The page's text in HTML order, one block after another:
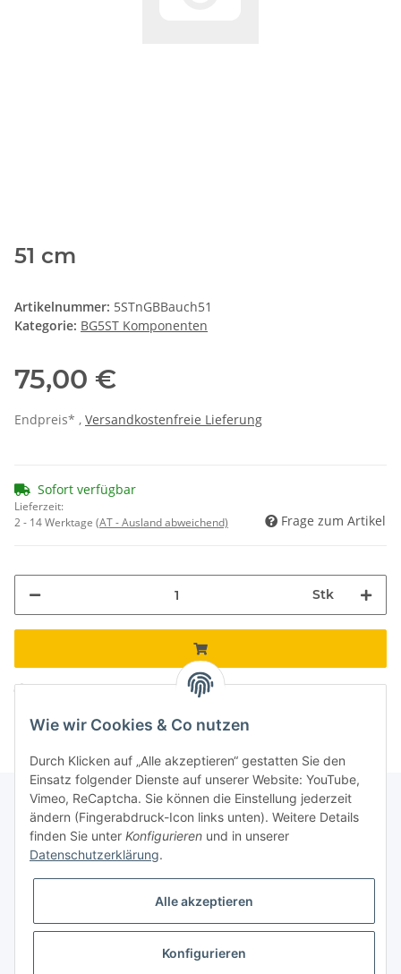
51 cm
Artikelnummer: 5STnGBBauch51
Kategorie: BG5ST Komponenten
75,00 €
Endpreis* , Versandkostenfreie Lieferung
Sofort verfügbar
Lieferzeit:
2 - 14 Werktage (AT - Ausland abweichend) Frage zum Artikel
Stk
Loading... Komponenten werden geladen ...
Informationen
Galerie
Wie wir Cookies & Co nutzen
Durch Klicken auf „Alle akzeptieren“ gestatten Sie den
Einsatz folgender Dienste auf unserer Website: YouTube,
Vimeo, ReCaptcha. Sie können die Einstellung jederzeit
ändern (Fingerabdruck-Icon links unten). Weitere Details
finden Sie unter Konfigurieren und in unserer
Datenschutzerklärung.
Alle akzeptieren
Konfigurieren